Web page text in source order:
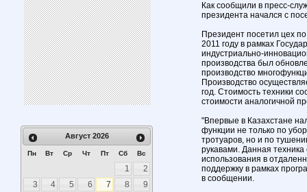
Август 2026
Пн Вт Ср Чт Пт Сб Вс
1
2
3
4 5 6 7 8
9
Как сообщили в пресс-
президента начался с
Президент посетил цех
2011 году в рамках
индустриально-
производства был
производство
Производство
год. Стоимость техники
стоимости аналогичной
"Впервые в Казахстане
функции не только по
тротуаров, но и по
рукавами. Данная техника
использования в
поддержку в рамках
в сообщении.